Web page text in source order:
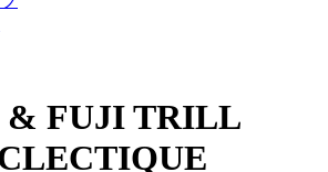
& FUJI TRILL